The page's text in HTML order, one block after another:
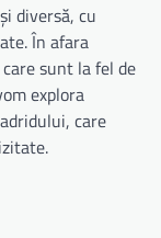
diversă, cu
În afara
sunt la fel de
explora
care